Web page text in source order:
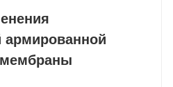
армированной